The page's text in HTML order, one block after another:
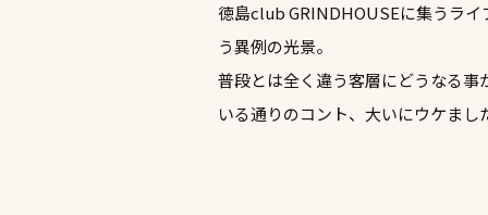
徳島club GRINDHOUSEに集うラ
う異例の光景。
普段とは全く違う客層にどうなる
いる通りのコント、大いにウケまし